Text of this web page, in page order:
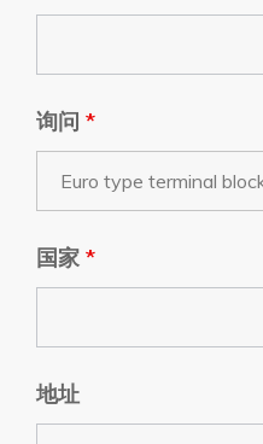
询问 *
国家 *
地址